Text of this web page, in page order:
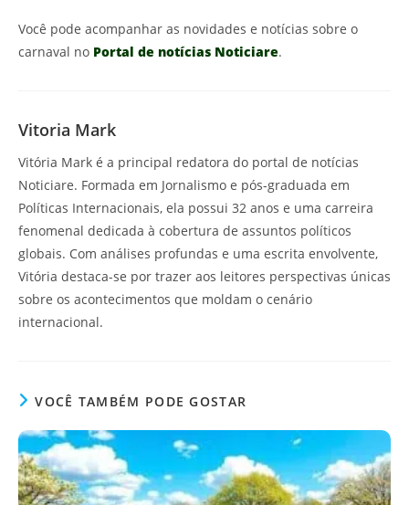
Você pode acompanhar as novidades e notícias sobre o
carnaval no Portal de notícias Noticiare.
Vitoria Mark
Vitória Mark é a principal redatora do portal de notícias
Noticiare. Formada em Jornalismo e pós-graduada em
Políticas Internacionais, ela possui 32 anos e uma carreira
fenomenal dedicada à cobertura de assuntos políticos
globais. Com análises profundas e uma escrita envolvente,
Vitória destaca-se por trazer aos leitores perspectivas únicas
sobre os acontecimentos que moldam o cenário
internacional.
VOCÊ TAMBÉM PODE GOSTAR